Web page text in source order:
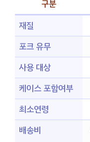
구분
재질
포크 유무
사용 대상
케이스 포함여부
최소연령
배송비